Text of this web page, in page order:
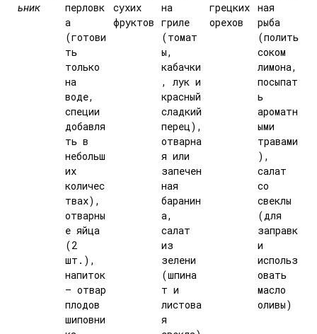
ьник
перловк
а
(готови
ть
только
на
воде,
специи
добавля
ть в
небольш
их
количес
твах),
отварны
е яйца
(2
шт.),
напиток
— отвар
плодов
шиповни
сухих
фруктов
на
гриле
(томат
ы,
кабачки
, лук и
красный
сладкий
перец),
отварна
я или
запечен
ная
баранин
а,
салат
из
зелени
(шпина
т и
листова
я
грецких
орехов
ная
рыба
(полить
соком
лимона,
посыпат
ь
ароматн
ыми
травами
),
салат
со
свеклы
(для
заправк
и
использ
овать
масло
оливы)